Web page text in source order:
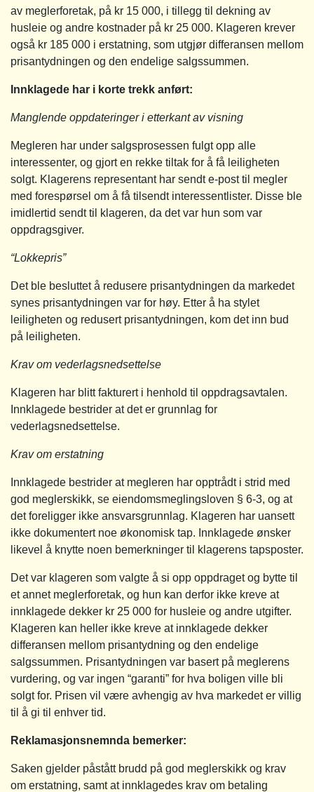
av meglerforetak, på kr 15 000, i tillegg til dekning av
husleie og andre kostnader på kr 25 000. Klageren krever
også kr 185 000 i erstatning, som utgjør differansen mellom
prisantydningen og den endelige salgssummen.
Innklagede har i korte trekk anført:
Manglende oppdateringer i etterkant av visning
Megleren har under salgsprosessen fulgt opp alle
interessenter, og gjort en rekke tiltak for å få leiligheten
solgt. Klagerens representant har sendt e-post til megler
med forespørsel om å få tilsendt interessentlister. Disse ble
imidlertid sendt til klageren, da det var hun som var
oppdragsgiver.
“Lokkepris”
Det ble besluttet å redusere prisantydningen da markedet
synes prisantydningen var for høy. Etter å ha stylet
leiligheten og redusert prisantydningen, kom det inn bud
på leiligheten.
Krav om vederlagsnedsettelse
Klageren har blitt fakturert i henhold til oppdragsavtalen.
Innklagede bestrider at det er grunnlag for
vederlagsnedsettelse.
Krav om erstatning
Innklagede bestrider at megleren har opptrådt i strid med
god meglerskikk, se eiendomsmeglingsloven § 6-3, og at
det foreligger ikke ansvarsgrunnlag. Klageren har uansett
ikke dokumentert noe økonomisk tap. Innklagede ønsker
likevel å knytte noen bemerkninger til klagerens tapsposter.
Det var klageren som valgte å si opp oppdraget og bytte til
et annet meglerforetak, og hun kan derfor ikke kreve at
innklagede dekker kr 25 000 for husleie og andre utgifter.
Klageren kan heller ikke kreve at innklagede dekker
differansen mellom prisantydning og den endelige
salgssummen. Prisantydningen var basert på meglerens
vurdering, og var ingen “garanti” for hva boligen ville bli
solgt for. Prisen vil være avhengig av hva markedet er villig
til å gi til enhver tid.
Reklamasjonsnemnda bemerker:
Saken gjelder påstått brudd på god meglerskikk og krav
om erstatning, samt at innklagedes krav om betaling